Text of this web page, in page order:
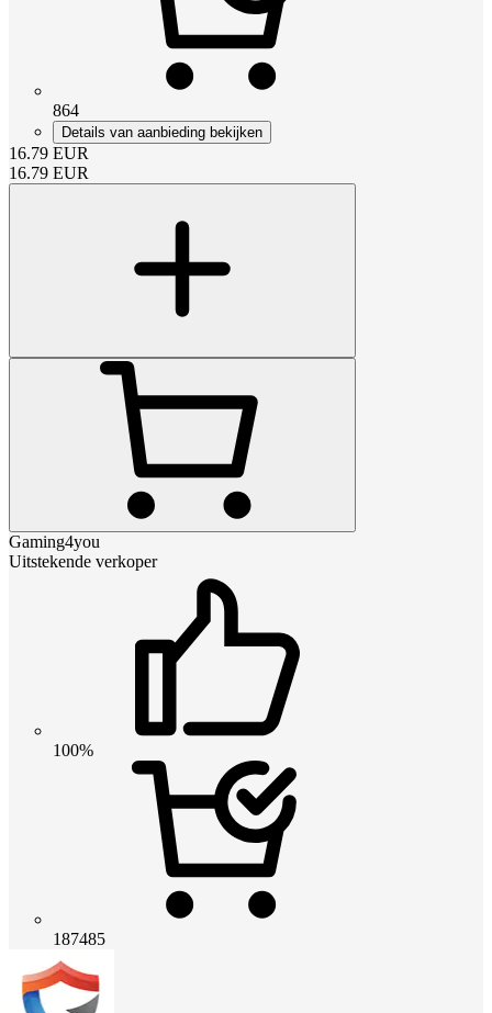
864
Details van aanbieding bekijken
16.79 EUR
16.79 EUR
Gaming4you
Uitstekende verkoper
100%
187485